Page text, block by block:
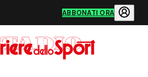
ABBONATI ORA